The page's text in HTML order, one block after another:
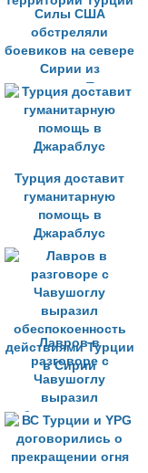
Силы США
обстреляли
боевиков на севере
Сирии из
территории Турции
Турция доставит
гуманитарную
помощь в
Джараблус
Лавров в
разговоре с
Чавушоглу
выразил
обеспокоенность
действиями Турции
в Сирии